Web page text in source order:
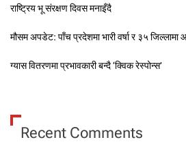
राष्ट्रिय भू संरक्षण दिवस मनाइँदै
मौसम अपडेट: पाँच प्रदेशमा भारी वर्षा र ३५ जिल्लामा
ग्यास वितरणमा प्रभावकारी बन्दै ‘क्विक रेस्पोन्स’
Recent Comments